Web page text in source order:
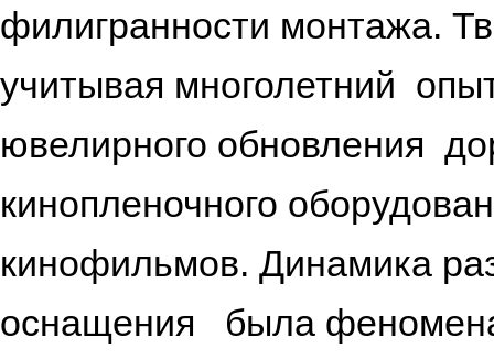
филигранности монтажа.
учитывая многолетний
ювелирного обновления
кинопленочного
кинофильмов. Динамика
оснащения была